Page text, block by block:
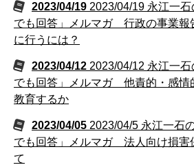
2023/04/19 2023/04/19 永江一
でも回答」メルマガ 行政の事業報
に行うには？
2023/04/12 2023/04/12 永江一
でも回答」メルマガ 他責的・感情
教育するか
2023/04/05 2023/04/5 永江一石
でも回答」メルマガ 法人向け損害
て